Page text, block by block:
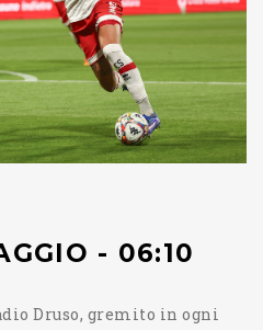
- 06:10
Druso, gremito in ogni